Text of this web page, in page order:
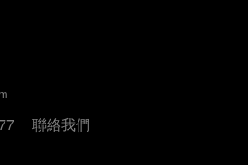
聯絡我們